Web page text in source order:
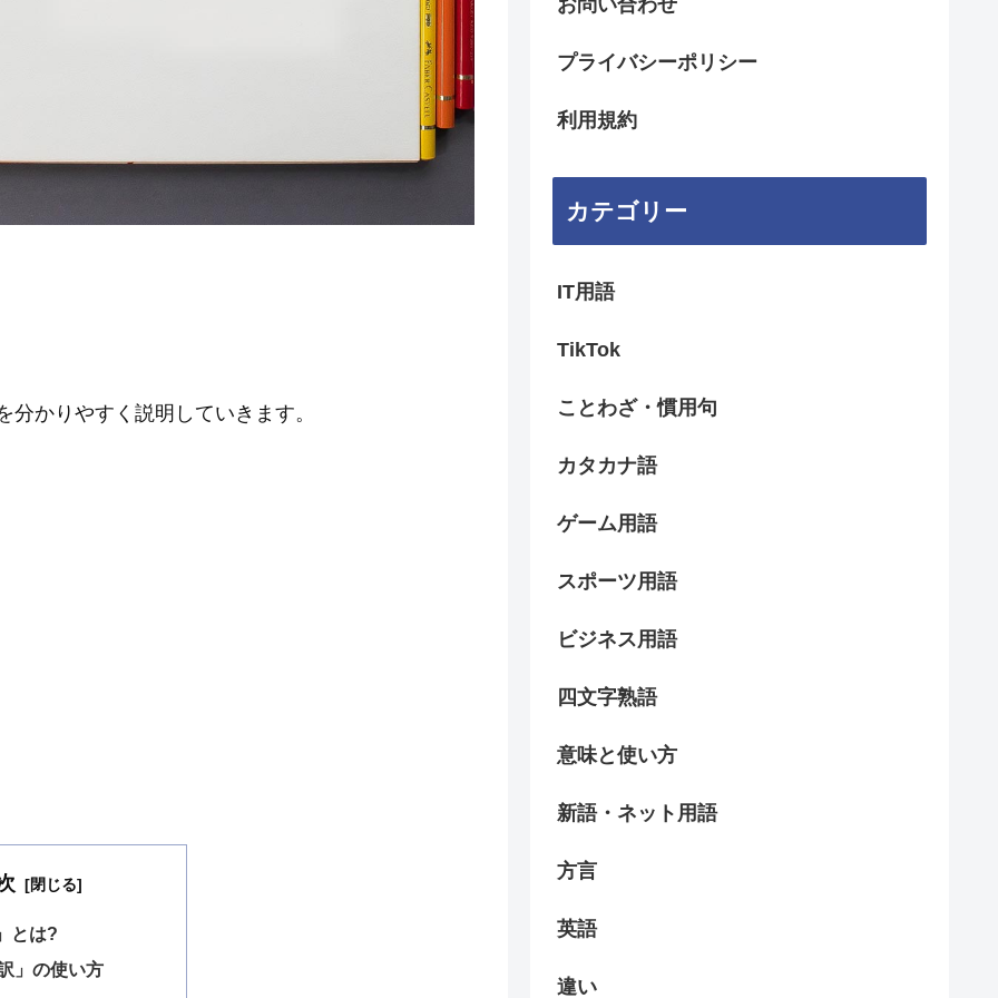
分かりやすく説明していきます。
とは?
」の使い方
プライバシーポリシー
利用規約
カテゴリー
IT用語
TikTok
ことわざ・慣用句
カタカナ語
ゲーム用語
スポーツ用語
ビジネス用語
四文字熟語
意味と使い方
新語・ネット用語
方言
英語
違い